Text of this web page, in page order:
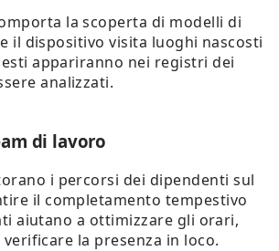
la scoperta di modelli di
il dispositivo visita luoghi nascosti
appariranno nei registri dei
analizzati.
di lavoro
i percorsi dei dipendenti sul
il completamento tempestivo
aiutano a ottimizzare gli orari,
la presenza in loco.